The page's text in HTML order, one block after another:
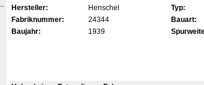
Hersteller: Henschel Typ:
Fabriknummer:
24344 Bauart:
Baujahr:
1939